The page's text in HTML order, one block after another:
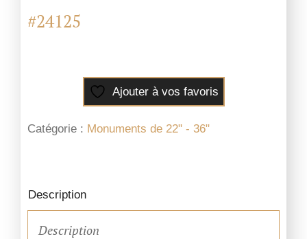
#24125
Ajouter à vos favoris
Catégorie : Monuments de 22" - 36"
Description
Description